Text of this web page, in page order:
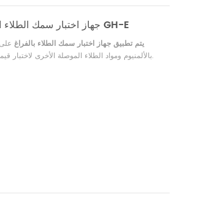
جهاز اختبار سمك الطلاء الفراغي لفيلم الألومنيوم الفراغي GH-E
يتم تطبيق جهاز اختبار سمك الطلاء بالفراغعلى
بالألمنيوم ومواد الطلاء الموصلة الأخرى لاختبار قيمة المقاومة والتساوي والسمك وما إلى ذلك.